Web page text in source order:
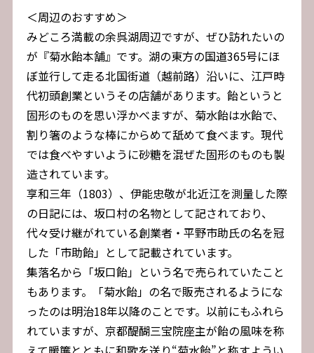
＜周辺のおすすめ＞
みどころ満載の余呉湖周辺ですが、ぜひ訪れたいの
が『菊水飴本舗』です。湖の東方の国道365号にほ
ぼ並行して走る北国街道（越前路）沿いに、江戸時
代初頭創業というその店舗があります。飴というと
固形のものを思い浮かべますが、菊水飴は水飴で、
割り箸のような棒にからめて舐めて食べます。現代
では食べやすいように砂糖を混ぜた固形のものも製
造されています。
享和三年（1803）、伊能忠敬が北近江を測量した際
の日記には、坂口村の名物として記されており、
代々受け継がれている創業者・平野市助氏の名を冠
した「市助飴」として記載されています。
集落名から「坂口飴」という名で売られていたこと
もあります。「菊水飴」の名で販売されるようにな
ったのは明治18年以降のことです。以前にもふれら
れていますが、京都醍醐三宝院座主が飴の風味を称